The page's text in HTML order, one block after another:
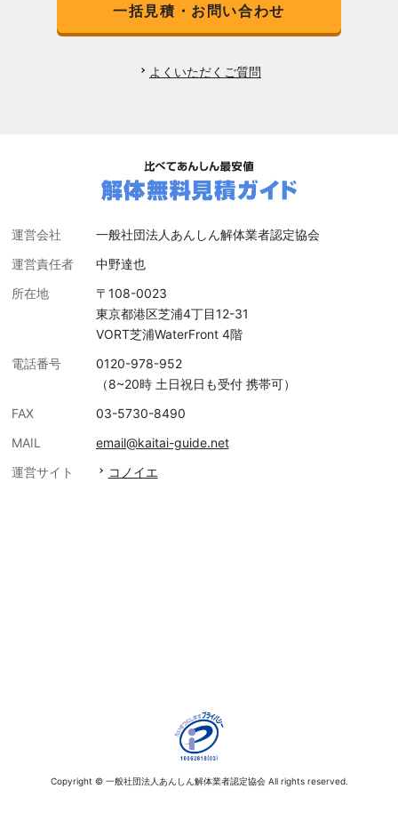
一括見積・お問い合わせ
よくいただくご質問
運営会社
一般社団法人あんしん解体業者認定協会
運営責任者
中野達也
所在地
〒108-0023
東京都港区芝浦4丁目12-31
VORT芝浦WaterFront 4階
電話番号
0120-978-952
（8~20時 土日祝日も受付 携帯可）
FAX
03-5730-8490
MAIL
email@kaitai-guide.net
運営サイト
コノイエ
Copyright © 一般社団法人あんしん解体業者認定協会 All rights reserved.